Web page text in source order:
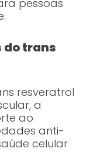
pessoas
do trans
resveratrol
a
ao
anti-
celular